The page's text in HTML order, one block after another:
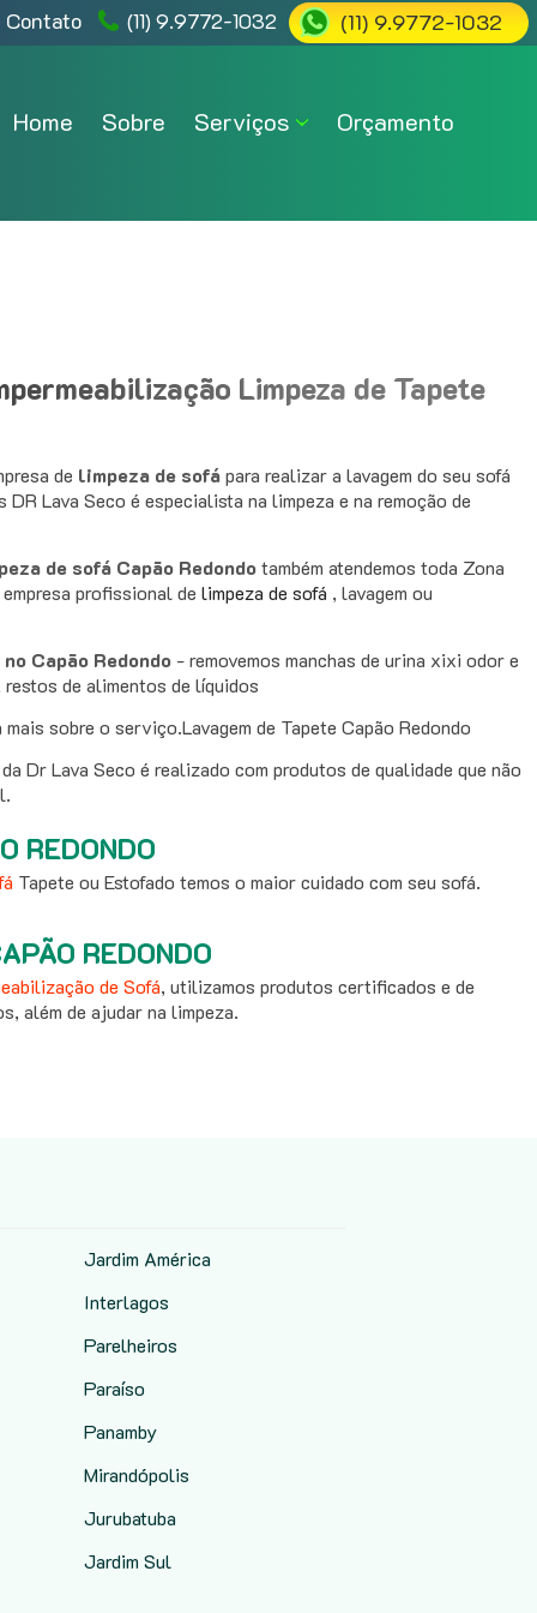
Contato (11) 9.9772-1032 (11) 9.9772-1032
Home Sobre Serviços Orçamento
Limpeza de Tapete
de limpeza de sofápara realizar a lavagem do seu sofá
Lava Seco é especialista na limpeza e na remoção de
de sofá Capão Redondotambém atendemos toda Zona
profissional de limpeza de sofá , lavagem ou
Capão Redondo - removemos manchas de urina xixi odor e
restos de alimentos de líquidos
sobre o serviço.Lavagem de Tapete Capão Redondo
Dr Lava Seco é realizado com produtos de qualidade que não
REDONDO
Tapete ou Estofado temos o maior cuidado com seu sofá.
REDONDO
de Sofá, utilizamos produtos certificados e de
além de ajudar na limpeza.
Jardim América
Interlagos
Parelheiros
Paraíso
Panamby
Mirandópolis
Jurubatuba
Jardim Sul